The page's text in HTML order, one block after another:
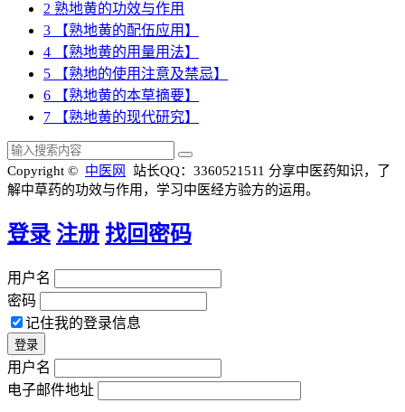
2 熟地黄的功效与作用
3 【熟地黄的配伍应用】
4 【熟地黄的用量用法】
5 【熟地的使用注意及禁忌】
6 【熟地黄的本草摘要】
7 【熟地黄的现代研究】
Copyright © 中医网 站长QQ：3360521511 分享中医药知识，了
解中草药的功效与作用，学习中医经方验方的运用。
登录 注册 找回密码
用户名
密码
记住我的登录信息
用户名
电子邮件地址